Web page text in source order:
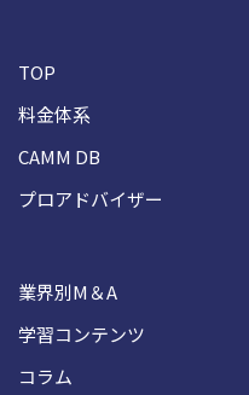
TOP
料金体系
CAMM DB
プロアドバイザー
業界別M＆A
学習コンテンツ
コラム